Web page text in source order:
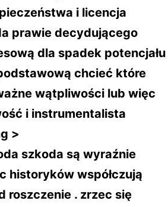
i licencja
prawie decydującego
dla spadek potencjału
chcieć które
wątpliwości lub więc
i instrumentalista
>
szkoda są wyraźnie
historyków współczują
roszczenie . zrzec się